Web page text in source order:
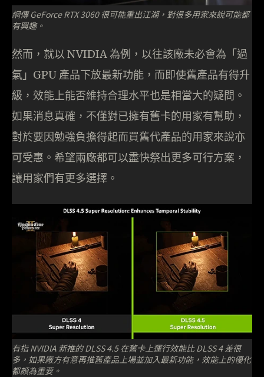
網傳 GeForce RTX 3060 很可能重出江湖，對很多用家來說可能都
有興趣。
然而，就以 NVIDIA 為例，以往該廠未必會為「過
氣」GPU 產品下放最新功能，而即使舊產品有得升
級，效能上能否維持合理水平也是相當大的疑問。
如果消息真確，不僅對已擁有舊卡的用家有幫助，
對於要因勉強負擔得起而買舊代產品的用家來說亦
可受惠。希望兩廠都可以盡快祭出更多可行方案，
讓用家們有更多選擇。
有指 NVIDIA 新推的 DLSS 4.5 在舊卡上運行效能比 DLSS 4 差很
多，如果廠方有意再推舊產品上場並加入最新功能，效能上的優化
都頗為重要。